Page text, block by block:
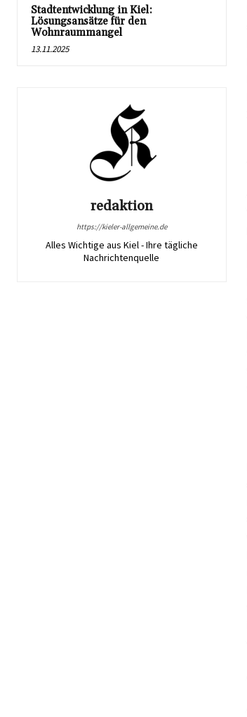
Stadtentwicklung in Kiel:
Lösungsansätze für den
Wohnraummangel
13.11.2025
redaktion
https://kieler-allgemeine.de
Alles Wichtige aus Kiel - Ihre tägliche
Nachrichtenquelle